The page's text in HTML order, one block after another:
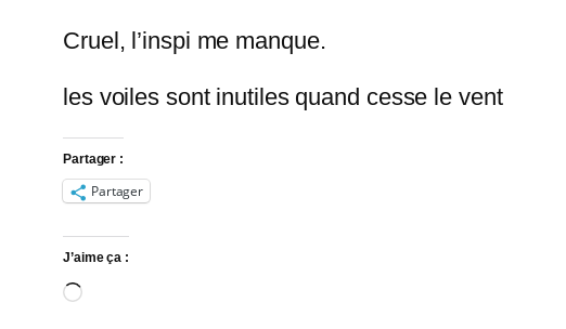
Cruel, l’inspi me manque.
les voiles sont inutiles quand cesse le vent
Partager :
Partager
J’aime ça :
Chargement…